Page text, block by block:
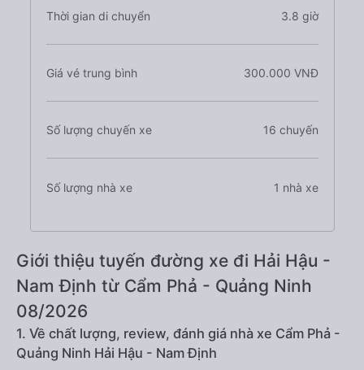
Thời gian di chuyển 3.8 giờ
Giá vé trung bình 300.000 VNĐ
Số lượng chuyến xe 16 chuyến
Số lượng nhà xe 1 nhà xe
Giới thiệu tuyến đường xe đi Hải Hậu -
Nam Định từ Cẩm Phả - Quảng Ninh
08/2026
1. Về chất lượng, review, đánh giá nhà xe Cẩm Phả -
Quảng Ninh Hải Hậu - Nam Định